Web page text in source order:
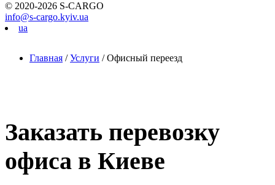
© 2020-2026 S-CARGO
info@s-cargo.kyiv.ua
ua
Главная /Услуги /Офисный переезд
Заказать перевозку
офиса в Киеве